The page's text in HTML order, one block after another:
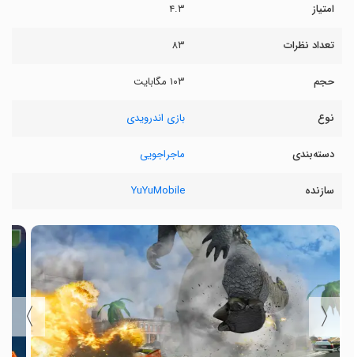
امتیاز ۴.۳
تعداد نظرات ۸۳
حجم ۱۰۳ مگابایت
نوع بازی اندرویدی
دسته‌بندی ماجراجویی
سازنده YuYuMobile
〈
〉